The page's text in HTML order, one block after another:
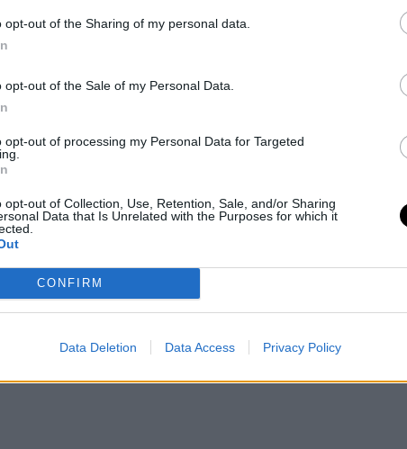
opt-out of the Sharing of my personal data.
opt-out of the Sale of my Personal Data.
opt-out of processing my Personal Data for Targeted
opt-out of Collection, Use, Retention, Sale, and/or Sharing
Data that Is Unrelated with the Purposes for which it
CONFIRM
Data Deletion Data Access Privacy Policy